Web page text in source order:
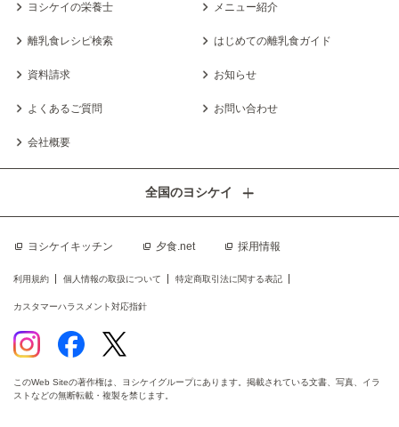
ヨシケイの栄養士 メニュー紹介
離乳食レシピ検索 はじめての離乳食ガイド
資料請求 お知らせ
よくあるご質問 お問い合わせ
会社概要
ヨシケイキッチン 夕食.net 採用情報
全国のヨシケイ
利用規約 個人情報の取扱について 特定商取引法に関する表記
カスタマーハラスメント対応指針
このWeb Siteの著作権は、ヨシケイグループにあります。掲載されている文書、写真、イラ
ストなどの無断転載・複製を禁じます。